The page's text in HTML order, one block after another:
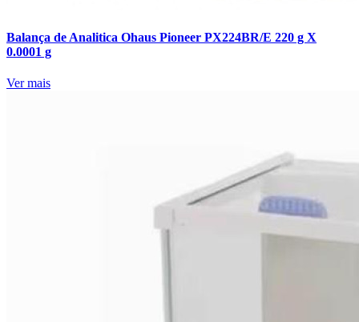
Balança de Analitica Ohaus Pioneer PX224BR/E 220 g X
0.0001 g
Ver mais